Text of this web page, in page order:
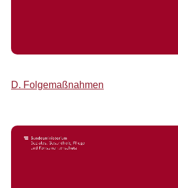
D. Folgemaßnahmen